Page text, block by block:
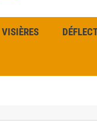
VISIÈRES